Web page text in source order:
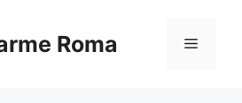
Roma Menu